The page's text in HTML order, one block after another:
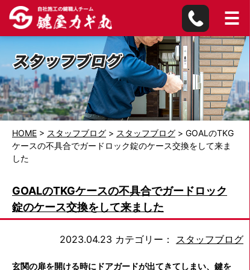
HOME > スタッフブログ > スタッフブログ > GOALのTKG
ケースの不具合でガードロック錠のケース交換をして来ま
した
GOALのTKGケースの不具合でガードロック
錠のケース交換をして来ました
2023.04.23 カテゴリー： スタッフブログ
玄関の扉を開ける時にドアガードが出てきてしまい、鍵を